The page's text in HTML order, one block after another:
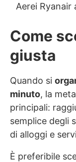
Aerei Ryanair
Come
giusta
Quando si
minuto, la
principali:
semplice degli
di alloggi e
È preferibile